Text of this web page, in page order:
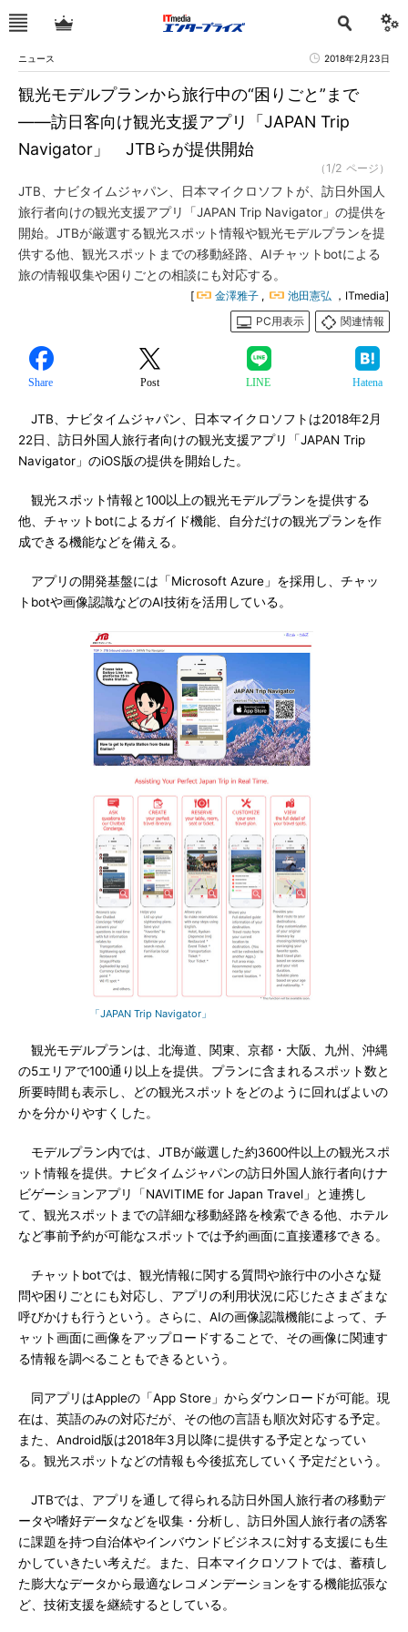
ニュース 2018年2月23日
観光モデルプランから旅行中の“困りごと”まで
――訪日客向け観光支援アプリ「JAPAN Trip
Navigator」 JTBらが提供開始
（1/2 ページ）
JTB、ナビタイムジャパン、日本マイクロソフトが、訪日外国人
旅行者向けの観光支援アプリ「JAPAN Trip Navigator」の提供を
開始。JTBが厳選する観光スポット情報や観光モデルプランを提
供する他、観光スポットまでの移動経路、AIチャットbotによる
旅の情報収集や困りごとの相談にも対応する。
[ 金澤雅子 , 池田憲弘 ，ITmedia]
PC用表示
関連情報
Share Post LINE Hatena
JTB、ナビタイムジャパン、日本マイクロソフトは2018年2月
22日、訪日外国人旅行者向けの観光支援アプリ「JAPAN Trip
Navigator」のiOS版の提供を開始した。
観光スポット情報と100以上の観光モデルプランを提供する
他、チャットbotによるガイド機能、自分だけの観光プランを作
成できる機能などを備える。
アプリの開発基盤には「Microsoft Azure」を採用し、チャッ
トbotや画像認識などのAI技術を活用している。
「JAPAN Trip Navigator」
観光モデルプランは、北海道、関東、京都・大阪、九州、沖縄
の5エリアで100通り以上を提供。プランに含まれるスポット数と
所要時間も表示し、どの観光スポットをどのように回ればよいの
かを分かりやすくした。
モデルプラン内では、JTBが厳選した約3600件以上の観光スポ
ット情報を提供。ナビタイムジャパンの訪日外国人旅行者向けナ
ビゲーションアプリ「NAVITIME for Japan Travel」と連携し
て、観光スポットまでの詳細な移動経路を検索できる他、ホテル
など事前予約が可能なスポットでは予約画面に直接遷移できる。
チャットbotでは、観光情報に関する質問や旅行中の小さな疑
問や困りごとにも対応し、アプリの利用状況に応じたさまざまな
呼びかけも行うという。さらに、AIの画像認識機能によって、チ
ャット画面に画像をアップロードすることで、その画像に関連す
る情報を調べることもできるという。
同アプリはAppleの「App Store」からダウンロードが可能。現
在は、英語のみの対応だが、その他の言語も順次対応する予定。
また、Android版は2018年3月以降に提供する予定となってい
る。観光スポットなどの情報も今後拡充していく予定だという。
JTBでは、アプリを通して得られる訪日外国人旅行者の移動デ
ータや嗜好データなどを収集・分析し、訪日外国人旅行者の誘客
に課題を持つ自治体やインバウンドビジネスに対する支援にも生
かしていきたい考えだ。また、日本マイクロソフトでは、蓄積し
た膨大なデータから最適なレコメンデーションをする機能拡張な
ど、技術支援を継続するとしている。